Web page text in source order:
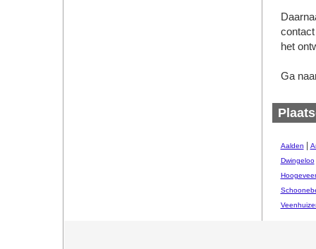
het
Ga
Aalden
Dwingeloo